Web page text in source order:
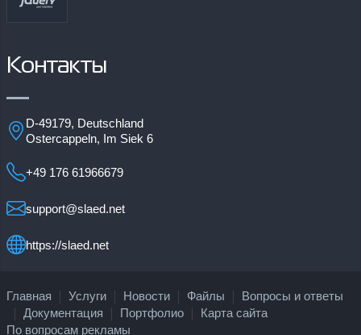
Контакты
D-49179, Deutschland
Ostercappeln, Im Siek 6
+49 176 61966679
support@slaed.net
https://slaed.net
Главная Услуги Новости Файлы
Вопросы и ответы
Документация
Портфолио
Карта сайта
По вопросам рекламы